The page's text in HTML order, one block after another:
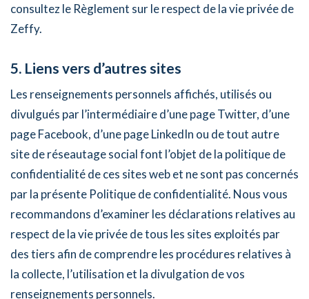
consultez le Règlement sur le respect de la vie privée de
Zeffy.
5. Liens vers d’autres sites
Les renseignements personnels affichés, utilisés ou
divulgués par l’intermédiaire d’une page Twitter, d’une
page Facebook, d’une page LinkedIn ou de tout autre
site de réseautage social font l’objet de la politique de
confidentialité de ces sites web et ne sont pas concernés
par la présente Politique de confidentialité. Nous vous
recommandons d’examiner les déclarations relatives au
respect de la vie privée de tous les sites exploités par
des tiers afin de comprendre les procédures relatives à
la collecte, l’utilisation et la divulgation de vos
renseignements personnels.